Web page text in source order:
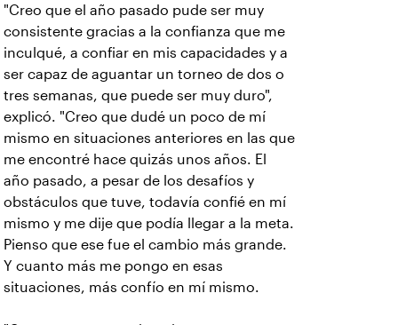
"Creo que el año pasado pude ser muy
consistente gracias a la confianza que me
inculqué, a confiar en mis capacidades y a
ser capaz de aguantar un torneo de dos o
tres semanas, que puede ser muy duro",
explicó. "Creo que dudé un poco de mí
mismo en situaciones anteriores en las que
me encontré hace quizás unos años. El
año pasado, a pesar de los desafíos y
obstáculos que tuve, todavía confié en mí
mismo y me dije que podía llegar a la meta.
Pienso que ese fue el cambio más grande.
Y cuanto más me pongo en esas
situaciones, más confío en mí mismo.